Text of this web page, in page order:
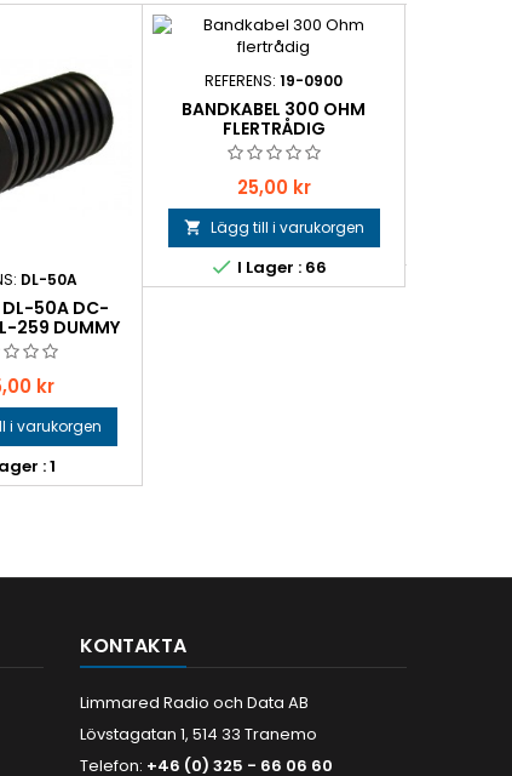
DL-50A
DL-50A DC-
259 DUMMY
kr
i varukorgen
: 1
REFERENS: 19-0900
BANDKABEL 300 OHM
FLERTRÅDIG
Pris
25,00 kr
 Lägg till i varukorgen
 I Lager : 66
KONTAKTA
Limmared Radio och Data AB
Lövstagatan 1, 514 33 Tranemo
Telefon: +46 (0) 325 - 66 06 60